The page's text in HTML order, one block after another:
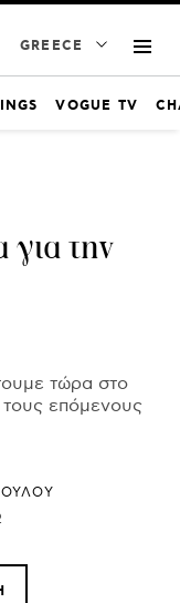
GREECE
VOGUE TV
την
τώρα στο
επόμενους